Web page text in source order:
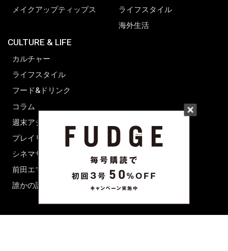
メイクアップティップス
CULTURE & LIFE
カルチャー
ライフスタイル
フード&ドリンク
コラム
週末アジア
プレイリスト
シネマサロン
前田エマの東京ぐるり
誰かの話
ライフスタイル
海外生活
FORTUNE